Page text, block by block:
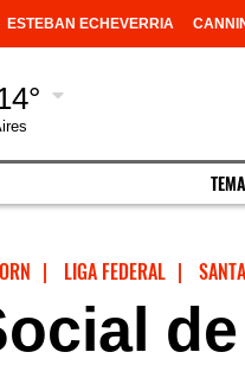
ESTEBAN ECHEVERRIA
| LIGA FEDERAL |